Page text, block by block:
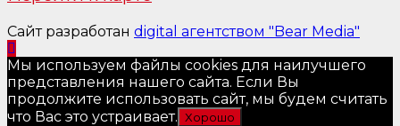
Сайт разработан digital агентством "Bear Media"
Мы используем файлы cookies для наилучшего
представления нашего сайта. Если Вы
продолжите использовать сайт, мы будем считать
что Вас это устраивает. Хорошо